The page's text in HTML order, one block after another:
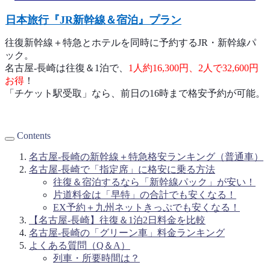
日本旅行『JR新幹線＆宿泊』プラン
往復新幹線＋特急とホテルを同時に予約するJR・新幹線パ
ック。
名古屋-長崎は往復＆1泊で、 1人約16,300円、2人で32,600円
お得 ！
「チケット駅受取」なら、前日の16時まで格安予約が可能。
Contents
名古屋-長崎の新幹線＋特急格安ランキング（普通車）
名古屋-長崎で「指定席」に格安に乗る方法
往復＆宿泊するなら「新幹線パック」が安い！
片道料金は「早特」の合計でも安くなる！
EX予約＋九州ネットきっぷでも安くなる！
【名古屋-長崎】往復＆1泊2日料金を比較
名古屋-長崎の「グリーン車」料金ランキング
よくある質問（Q＆A）
列車・所要時間は？